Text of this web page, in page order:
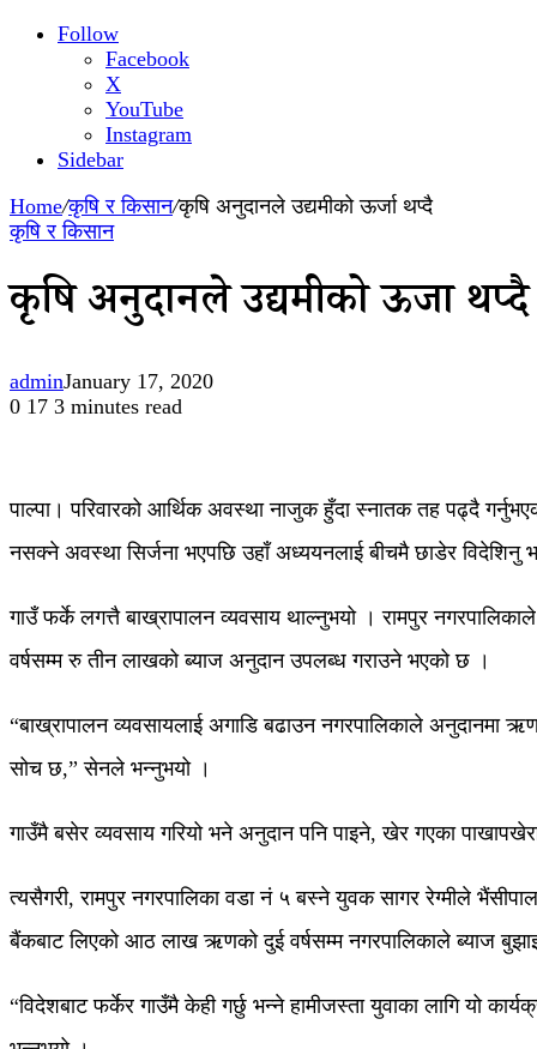
Follow
Facebook
X
YouTube
Instagram
Sidebar
Home/कृषि र किसान/कृषि अनुदानले उद्यमीको ऊर्जा थप्दै
कृषि र किसान
कृषि अनुदानले उद्यमीको ऊर्जा थप्दै
adminJanuary 17, 2020
0 17 3 minutes read
पाल्पा। परिवारको आर्थिक अवस्था नाजुक हुँदा स्नातक तह पढ्दै
नसक्ने अवस्था सिर्जना भएपछि उहाँ अध्ययनलाई बीचमै छाडेर विदेशिनु
गाउँ फर्के लगत्तै बाख्रापालन व्यवसाय थाल्नुभयो । रामपुर
वर्षसम्म रु तीन लाखको ब्याज अनुदान उपलब्ध गराउने भएको छ ।
“बाख्रापालन व्यवसायलाई अगाडि बढाउन नगरपालिकाले अनुदानमा
सोच छ,” सेनले भन्नुभयो ।
गाउँमै बसेर व्यवसाय गरियो भने अनुदान पनि पाइने, खेर गएका
त्यसैगरी, रामपुर नगरपालिका वडा नं ५ बस्ने युवक सागर रेग्मीले
बैंकबाट लिएको आठ लाख ऋणको दुई वर्षसम्म नगरपालिकाले ब्याज
“विदेशबाट फर्केर गाउँमै केही गर्छु भन्ने हामीजस्ता युवाका लागि यो